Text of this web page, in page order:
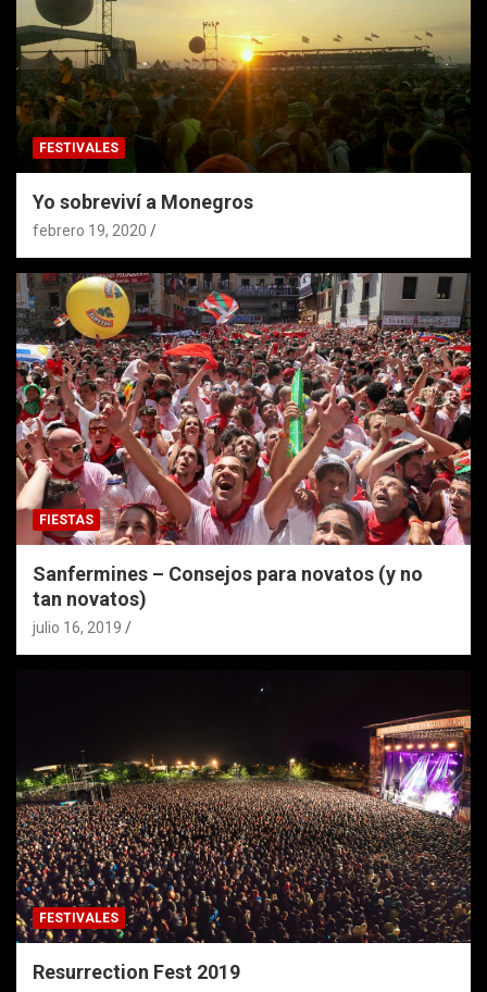
FESTIVALES
Yo sobreviví a Monegros
febrero 19, 2020
FIESTAS
Sanfermines – Consejos para novatos (y no
tan novatos)
julio 16, 2019
FESTIVALES
Resurrection Fest 2019